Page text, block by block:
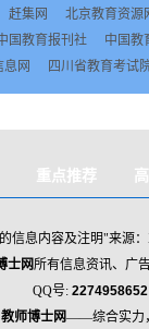
赶集网
北京教育资源
国教育报刊社
中国教
息网 四川省教育考试
重点推荐
信息内容及注明"来源
士网所有信息资讯、广
QQ号:
教师博士网——综合实力